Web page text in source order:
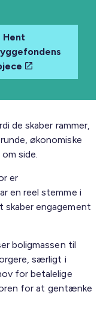
Hent
de skaber rammer,
økonomiske
side.
er
en reel stemme i
skaber engagement
boligmassen til
særligt i
for betalelige
for at gentænke